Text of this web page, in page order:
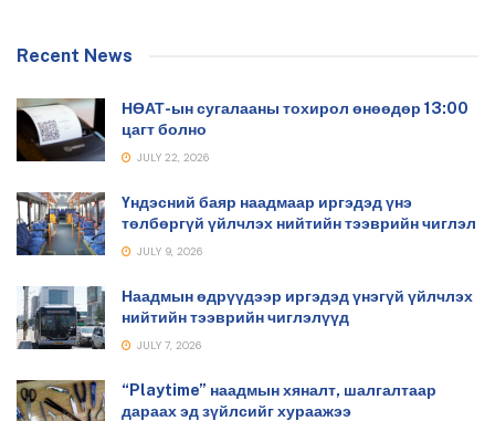
Recent News
НӨАТ-ын сугалааны тохирол өнөөдөр 13:00
цагт болно
JULY 22, 2026
Үндэсний баяр наадмаар иргэдэд үнэ
төлбөргүй үйлчлэх нийтийн тээврийн чиглэл
JULY 9, 2026
Наадмын өдрүүдээр иргэдэд үнэгүй үйлчлэх
нийтийн тээврийн чиглэлүүд
JULY 7, 2026
“Playtime” наадмын хяналт, шалгалтаар
дараах эд зүйлсийг хураажээ